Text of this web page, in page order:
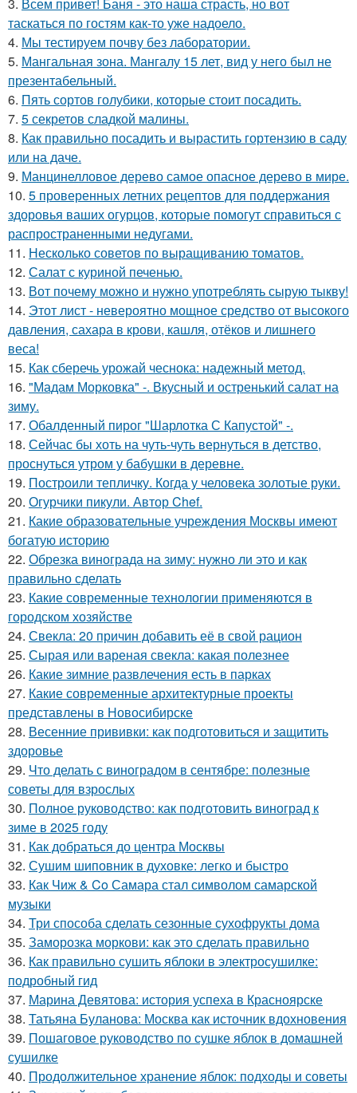
таскаться по гостям как-то уже надоело.
4. Мы тестируем почву без лаборатории.
5. Мангальная зона. Мангалу 15 лет, вид у него был не
презентабельный.
6. Пять сортов голубики, которые стоит посадить.
7. 5 секретов сладкой малины.
8. Как правильно посадить и вырастить гортензию в саду
или на даче.
9. Манцинелловое дерево самое опасное дерево в мире.
10. 5 проверенных летних рецептов для поддержания
здоровья ваших огурцов, которые помогут справиться с
распространенными недугами.
11. Несколько советов по выращиванию томатов.
12. Салат с куриной печенью.
13. Вот почему можно и нужно употреблять сырую тыкву!
14. Этот лист - невероятно мощное средство от высокого
давления, сахара в крови, кашля, отёков и лишнего
веса!
15. Как сберечь урожай чеснока: надежный метод.
16. "Мадам Морковка" -. Вкусный и остренький салат на
зиму.
17. Обалденный пирог "Шарлотка С Капустой" -.
18. Сейчас бы хоть на чуть-чуть вернуться в детство,
проснуться утром у бабушки в деревне.
19. Построили тепличку. Когда у человека золотые руки.
20. Огурчики пикули. Автор Chef.
21. Какие образовательные учреждения Москвы имеют
богатую историю
22. Обрезка винограда на зиму: нужно ли это и как
правильно сделать
23. Какие современные технологии применяются в
городском хозяйстве
24. Свекла: 20 причин добавить её в свой рацион
25. Сырая или вареная свекла: какая полезнее
26. Какие зимние развлечения есть в парках
27. Какие современные архитектурные проекты
представлены в Новосибирске
28. Весенние прививки: как подготовиться и защитить
здоровье
29. Что делать с виноградом в сентябре: полезные
советы для взрослых
30. Полное руководство: как подготовить виноград к
зиме в 2025 году
31. Как добраться до центра Москвы
32. Сушим шиповник в духовке: легко и быстро
33. Как Чиж & Co Самара стал символом самарской
музыки
34. Три способа сделать сезонные сухофрукты дома
35. Заморозка моркови: как это сделать правильно
36. Как правильно сушить яблоки в электросушилке:
подробный гид
37. Марина Девятова: история успеха в Красноярске
38. Татьяна Буланова: Москва как источник вдохновения
39. Пошаговое руководство по сушке яблок в домашней
сушилке
40. Продолжительное хранение яблок: подходы и советы